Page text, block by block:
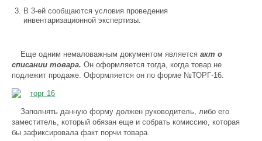
В 3-ей сообщаются условия проведения
инвентаризационной экспертизы.
Еще одним немаловажным документом является акт о
списании товара. Он оформляется тогда, когда товар не
подлежит продаже. Оформляется он по форме №ТОРГ-16.
Заполнять данную форму должен руководитель, либо его
заместитель, который обязан еще и собрать комиссию, которая
бы зафиксировала факт порчи товара.